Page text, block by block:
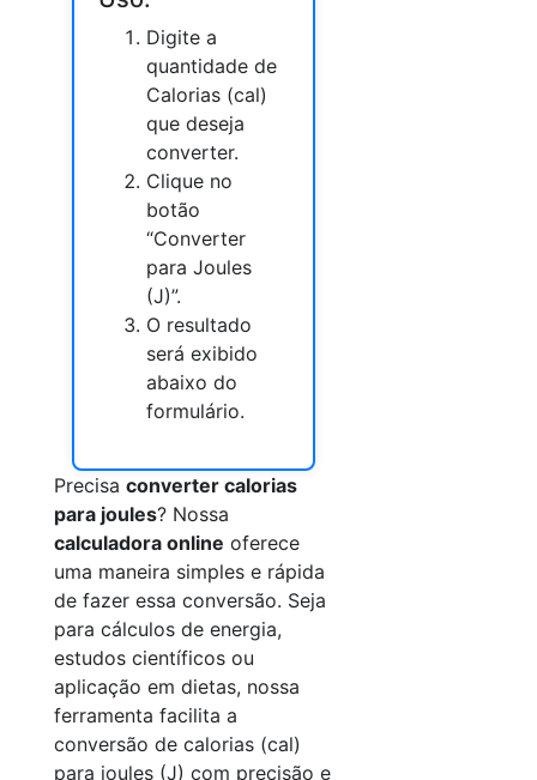
Digite a
quantidade de
Calorias (cal)
que deseja
converter.
Clique no
botão
“Converter
para Joules
(J)”.
O resultado
será exibido
abaixo do
formulário.
Precisa converter calorias
para joules? Nossa
calculadora online oferece
uma maneira simples e rápida
de fazer essa conversão. Seja
para cálculos de energia,
estudos científicos ou
aplicação em dietas, nossa
ferramenta facilita a
conversão de calorias (cal)
para joules (J) com precisão e